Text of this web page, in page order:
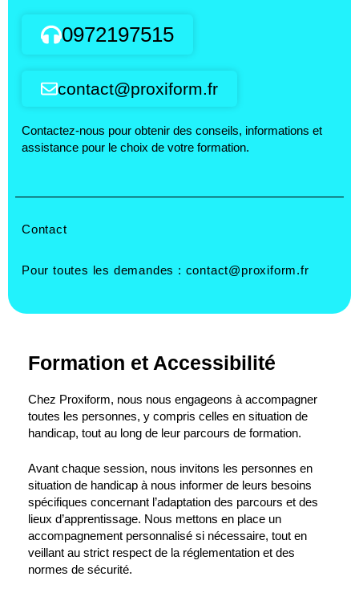
0972197515
contact@proxiform.fr
Contactez-nous pour obtenir des conseils, informations et
assistance pour le choix de votre formation.
Contact
Pour toutes les demandes : contact@proxiform.fr
Formation et Accessibilité
Chez Proxiform, nous nous engageons à accompagner
toutes les personnes, y compris celles en situation de
handicap, tout au long de leur parcours de formation.
Avant chaque session, nous invitons les personnes en
situation de handicap à nous informer de leurs besoins
spécifiques concernant l’adaptation des parcours et des
lieux d’apprentissage. Nous mettons en place un
accompagnement personnalisé si nécessaire, tout en
veillant au strict respect de la réglementation et des
normes de sécurité.